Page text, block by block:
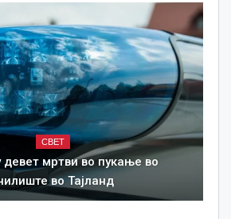
СВЕТ
девет мртви во пукање во
во Тајланд